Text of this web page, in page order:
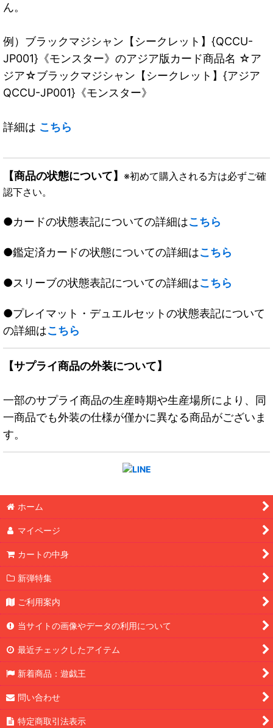
ん。
例）ブラックマジシャン【シークレット】{QCCU-
JP001}《モンスター》のアジア版カード商品名 ☆ア
ジア☆ブラックマジシャン【シークレット】{アジア
QCCU-JP001}《モンスター》
詳細は こちら
【商品の状態について】 ※初めて購入される方は必ずご確
認下さい。
●カードの状態表記についての詳細はこちら
●鑑定済カードの状態についての詳細はこちら
●スリーブの状態表記についての詳細はこちら
●プレイマット・デュエルセットの状態表記について
の詳細はこちら
【サプライ商品の外装について】
一部のサプライ商品の生産時期や生産場所により、同
一商品でも外装の仕様が僅かに異なる商品がございま
す。
ホーム
マイページ
カートの中身
新弾特集
ご利用案内
当サイトの画像やデータの利用について
最近チェックしたアイテム
新着商品：遊戯王
問い合わせ
特定商取引法表示